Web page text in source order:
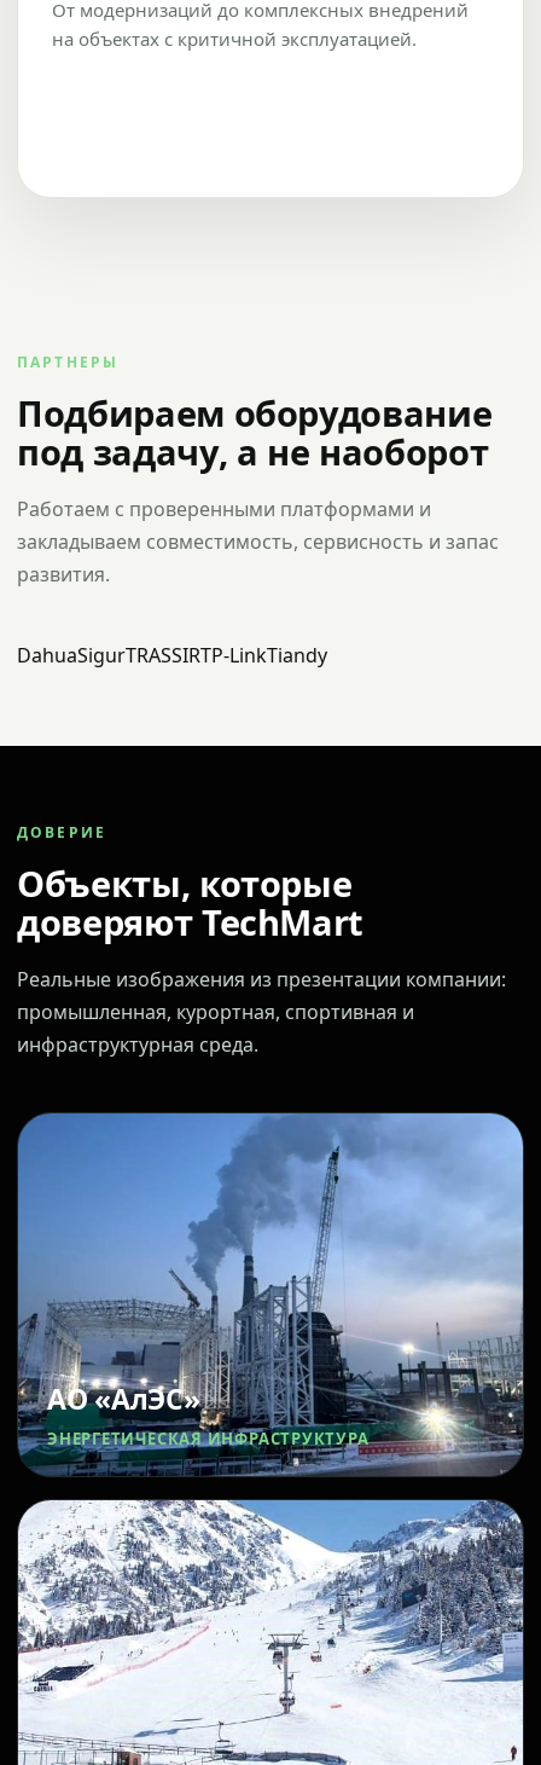
От модернизаций до комплексных внедрений
на объектах с критичной эксплуатацией.
ПАРТНЕРЫ
Подбираем оборудование
под задачу, а не наоборот
Работаем с проверенными платформами и
закладываем совместимость, сервисность и запас
развития.
DahuaSigurTRASSIRTP-LinkTiandy
ДОВЕРИЕ
Объекты, которые
доверяют TechMart
Реальные изображения из презентации компании:
промышленная, курортная, спортивная и
инфраструктурная среда.
АО «АлЭС»
ЭНЕРГЕТИЧЕСКАЯ ИНФРАСТРУКТУРА